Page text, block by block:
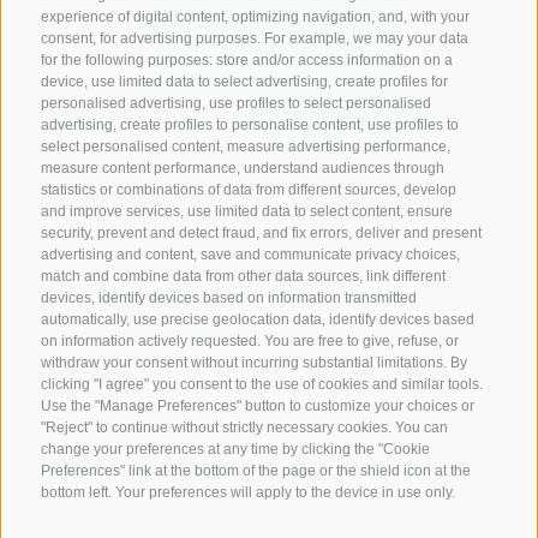
experience of digital content, optimizing navigation, and, with your
consent, for advertising purposes. For example, we may your data
for the following purposes: store and/or access information on a
device, use limited data to select advertising, create profiles for
personalised advertising, use profiles to select personalised
advertising, create profiles to personalise content, use profiles to
select personalised content, measure advertising performance,
measure content performance, understand audiences through
statistics or combinations of data from different sources, develop
and improve services, use limited data to select content, ensure
security, prevent and detect fraud, and fix errors, deliver and present
advertising and content, save and communicate privacy choices,
match and combine data from other data sources, link different
devices, identify devices based on information transmitted
automatically, use precise geolocation data, identify devices based
on information actively requested. You are free to give, refuse, or
withdraw your consent without incurring substantial limitations. By
clicking "I agree" you consent to the use of cookies and similar tools.
Use the "Manage Preferences" button to customize your choices or
"Reject" to continue without strictly necessary cookies. You can
change your preferences at any time by clicking the "Cookie
Preferences" link at the bottom of the page or the shield icon at the
bottom left. Your preferences will apply to the device in use only.
Il museo considera la mostra un contributo a un dibattito di
grande attualità, che acquista sempre più importanza alla
luce delle camere dell’eco digitali e di fenomeni come la
cosiddetta “manosfera”.
Informazioni per i visitatori
Museo Civico e Museo Multscher di Vipiteno
Via della Commenda 11
I-39049 Vipiteno
Tel.: +39 0472 766464
E-mail: museo@vipiteno.eu
www.mitmischen-macome.com
Instagram: vipiteno_museum
Orari di apertura (maggio–ottobre)
Da giovedì a sabato: 10.00–12.30 e 14.00–17.00
16 17 18 19 20 21 22
23 24 25 26 27 28 29
30 31 1 2 3 4 5
11/08/2026
10:00 - 17:00
Place of event
...
...
...